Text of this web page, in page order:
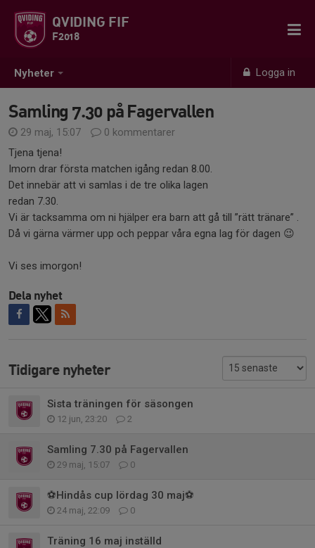
Nyheter Logga in
QVIDING FIF
F2018
Samling 7.30 på Fagervallen
29 maj, 15:07
0 kommentarer
Tjena tjena!
Imorn drar första matchen igång redan 8.00.
Det innebär att vi samlas i de tre olika lagen
redan 7.30.
Vi är tacksamma om ni hjälper era barn att gå till ”rätt tränare” .
Då vi gärna värmer upp och peppar våra egna lag för dagen 😉
Vi ses imorgon!
Dela nyhet
Tidigare nyheter
Sista träningen för säsongen
12 jun, 23:20 2
Samling 7.30 på Fagervallen
29 maj, 15:07 0
⚽️Hindås cup lördag 30 maj⚽️
24 maj, 22:09 0
Träning 16 maj inställd